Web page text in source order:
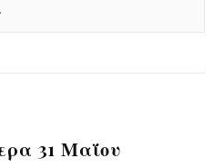
31 Μαΐου